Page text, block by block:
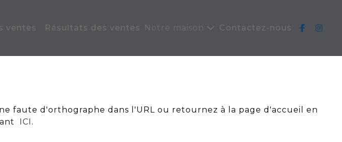
ventes Résultats des ventes Notre maison Contactez-nous
faute d'orthographe dans l'URL ou retournez à la page d'accueil en
ICI .